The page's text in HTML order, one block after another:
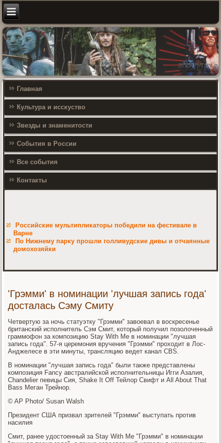
Главная
Культура и исскуство
Звезды и знаменитости
События в России
Все события
Контакты
Российские мультипликаторы победили на фестивале в
Варне
По Нижнему парку прошли голливудские дивы и отчаянные
домохозяйки
'Грэмми' в номинации 'лучшая запись года'
досталась Сэму Смиту
Четвертую за ночь статуэтку "Грэмми" завоевал в воскресенье
британский исполнитель Сэм Смит, который получил позолоченный
граммофон за композицию Stay With Me в номинации "лучшая
запись года". 57-я церемония вручения "Грэмми" проходит в Лос-
Анджелесе в эти минуты, трансляцию ведет канал CBS.
В номинации "лучшая запись года" были также представлены
композиция Fancy австралийской исполнительницы Игги Азалия,
Chandelier певицы Сия, Shake It Off Тейлор Свифт и All About That
Bass Меган Трейнор.
© AP Photo/ Susan Walsh
Президент США призвал зрителей "Грэмми" выступать против
насилия
Смит, ранее удостоенный за Stay With Me "Грэмми" в номинации